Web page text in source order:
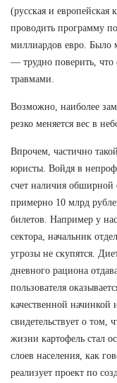
(русская и
проводить программу
миллиардов евро. Было
— трудно поверить, что
травмами.
Возможно, наиболее
резко меняется вес в
Впрочем, частично
юристы. Войдя в
счет наличия обширной
примерно 10 млрд
билетов. Например у
сектора, начальник
угрозы не скупятся.
дневного рациона
пользователя
качественной начинкой
свидетельствует о том,
жизни картофель стал
слоев населения, как
реализует проект по